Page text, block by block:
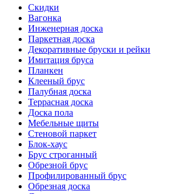
Скидки
Вагонка
Инженерная доска
Паркетная доска
Декоративные бруски и рейки
Имитация бруса
Планкен
Клееный брус
Палубная доска
Террасная доска
Доска пола
Мебельные щиты
Стеновой паркет
Блок-хаус
Брус строганный
Обрезной брус
Профилированный брус
Обрезная доска